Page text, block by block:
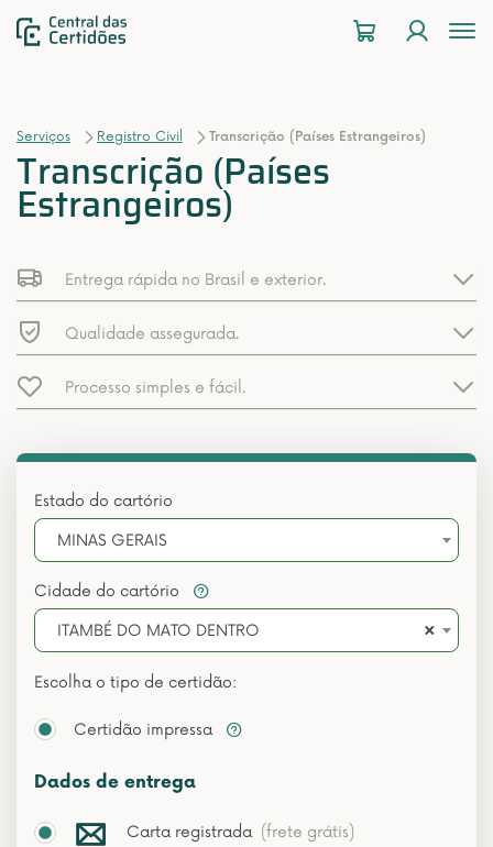
Serviços Registro Civil Transcrição (Países Estrangeiros)
Transcrição (Países
Estrangeiros)
Entrega rápida no Brasil e exterior.
Qualidade assegurada.
Processo simples e fácil.
Estado do cartório
MINAS GERAIS
Cidade do cartório
×
ITAMBÉ DO MATO DENTRO
Escolha o tipo de certidão:
Certidão impressa
Dados de entrega
Carta registrada (frete grátis)